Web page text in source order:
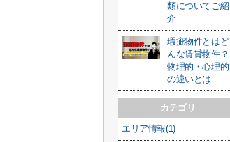
類についてご紹
介
瑕疵物件とはど
んな賃貸物件？
物理的・心理的
の違いとは
カテゴリ
エリア情報(1)